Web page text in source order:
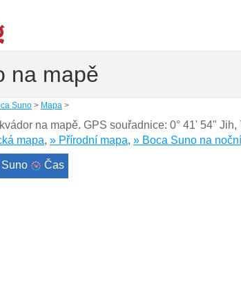
na mapě
Suno > Mapa >
na mapě. GPS souřadnice: 0° 41' 54" Jih,
mapa, » Přírodní mapa, » Boca Suno na
Čas